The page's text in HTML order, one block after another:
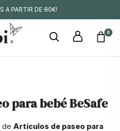
A PARTIR DE 80€!
0
para bebé BeSafe
de Artículos de paseo para